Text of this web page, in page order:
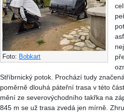
Foto: Bobkart
Stříbrnický potok. Prochází tudy
poměrně dlouhá páteřní trasa v této
mění ze severovýchodního takřka na
845 m se už trasa zvedá jen mírně.